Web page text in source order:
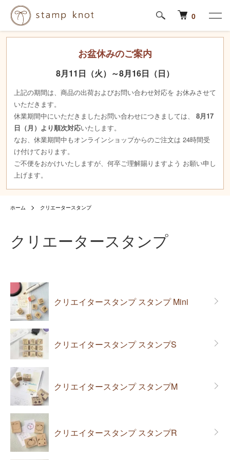
0
お盆休みのご案内
8月11日（火）～8月16日（日）
上記の期間は、商品の出荷およびお問い合わせ対応を お休みさせて
いただきます。
休業期間中にいただきましたお問い合わせにつきましては、 8月17
日（月）より順次対応いたします。
なお、休業期間中もオンラインショップからのご注文は 24時間受
け付けております。
ご不便をおかけいたしますが、何卒ご理解賜りますよう お願い申し
上げます。
ホーム クリエータースタンプ
クリエータースタンプ
クリエイタースタンプ スタンプ Mini
クリエイタースタンプ スタンプS
クリエイタースタンプ スタンプM
クリエイタースタンプ スタンプR